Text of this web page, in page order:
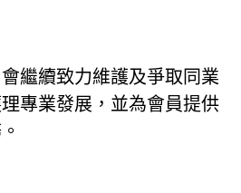
會繼續致力維護及爭取同業
專業發展，並為會員提供